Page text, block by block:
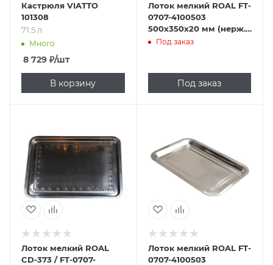
Кастрюля VIATTO
101308
71.5 л
Много
8 729 ₽/шт
В корзину
Лоток мелкий ROAL FT-
0707-4100503
500х350х20 мм (нерж.
сталь)
Под заказ
Под заказ
Лоток мелкий ROAL
CD-373 / FT-0707-
Лоток мелкий ROAL FT-
0707-4100503